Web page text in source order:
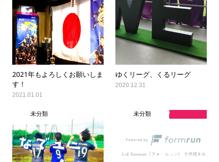
2021年もよろしくお願いしま
す！
2021.01.01
ゆくリーグ、くるリーグ
2020.12.31
未分類 未分類